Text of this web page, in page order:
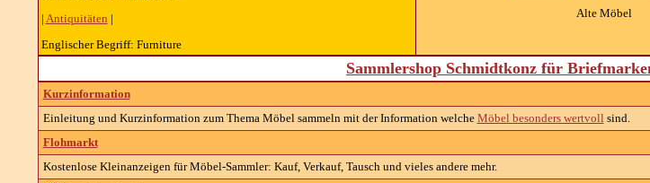
| Antiquitäten |
Englischer Begriff: Furniture
Alte Möbel
Sammlershop Schmidtkonz für
Kurzinformation
Einleitung und Kurzinformation zum Thema Möbel sammeln mit der Information welche Möbel besonders wertvoll sind.
Flohmarkt
Kostenlose Kleinanzeigen für Möbel-Sammler: Kauf, Verkauf, Tausch und vieles andere mehr.